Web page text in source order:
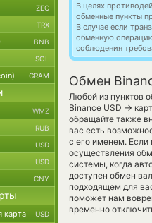
В целях
обменные пункты
В случае если
обменную
соблюдения
Обмен
Любой из пунктов
Binance USD →
обращайте также
вас есть
с его именем. Если
осуществления
системы, когда
доступен обмен
подходящем для
поможет нам
временно
ZEC
TRX
BNB
SOL
GRAM
WMZ
RUB
USD
USD
CNY
карта USD